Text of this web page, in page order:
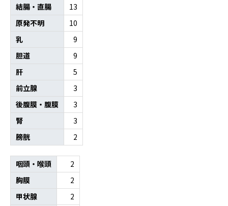
結腸・直腸
13
原発不明
10
乳
9
胆道
9
肝
5
前立腺
3
後腹膜・腹膜
3
腎
3
膀胱
2
咽頭・喉頭
2
胸膜
2
甲状腺
2